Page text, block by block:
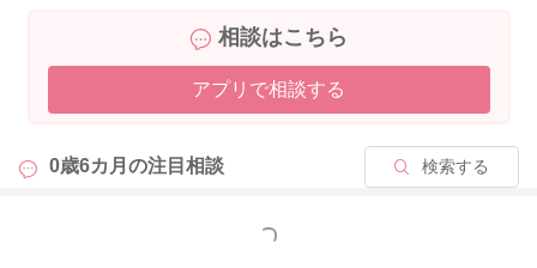
→お子さんの場合、食べなれないものには抵抗を感じることも
まにミルクを入れずに試していくように、克服の機会は作りな
がら、チャレンジをしていけるとよいかと思います。
②口にスプーンを持っていくとスプーンを左手で掴んで自分の
相談はこちら
アプリで相談する
0歳6カ月の注目相談 検索する
もっと見る